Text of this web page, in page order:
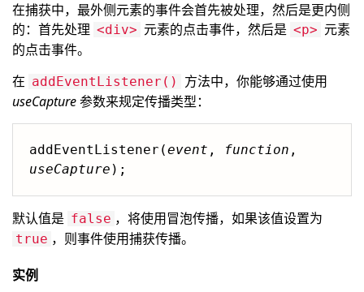
在捕获中，最外侧元素的事件会首先被处理，然后是更内侧
的：首先处理 <div> 元素的点击事件，然后是 <p> 元素
的点击事件。
在 addEventListener()
方法中，你能够通过使用
useCapture参数来规定传播类型：
addEventListener(event , function
useCapture );
默认值是 false ，将使用冒泡传播，如果该值设置为
true ，则事件使用捕获传播。
实例